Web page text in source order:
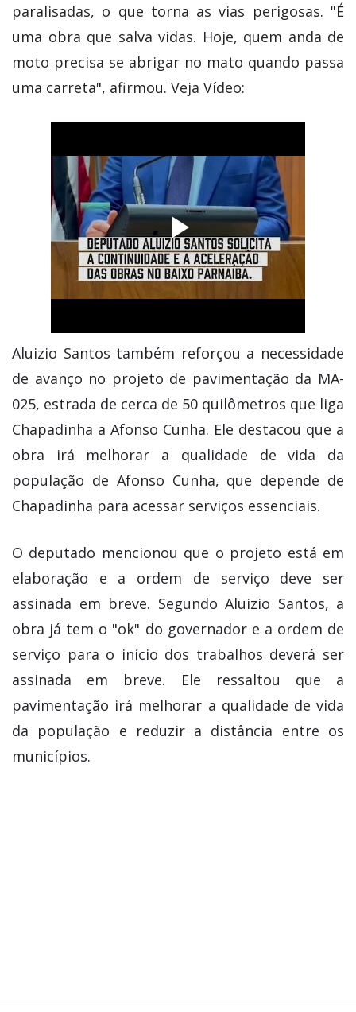
paralisadas, o que torna as vias perigosas. "É
uma obra que salva vidas. Hoje, quem anda de
moto precisa se abrigar no mato quando passa
uma carreta", afirmou. Veja Vídeo:
Aluizio Santos também reforçou a necessidade
de avanço no projeto de pavimentação da MA-
025, estrada de cerca de 50 quilômetros que liga
Chapadinha a Afonso Cunha. Ele destacou que a
obra irá melhorar a qualidade de vida da
população de Afonso Cunha, que depende de
Chapadinha para acessar serviços essenciais.
O deputado mencionou que o projeto está em
elaboração e a ordem de serviço deve ser
assinada em breve. Segundo Aluizio Santos, a
obra já tem o "ok" do governador e a ordem de
serviço para o início dos trabalhos deverá ser
assinada em breve. Ele ressaltou que a
pavimentação irá melhorar a qualidade de vida
da população e reduzir a distância entre os
municípios.